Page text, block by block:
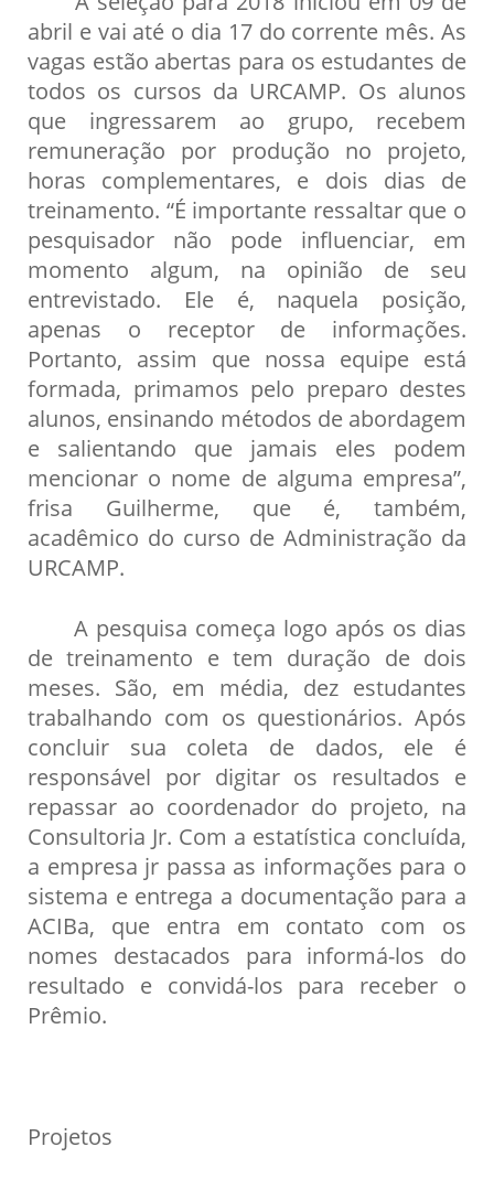
abril e vai até o dia 17 do corrente mês. As
vagas estão abertas para os estudantes de
todos os cursos da URCAMP. Os alunos
que ingressarem ao grupo, recebem
remuneração por produção no projeto,
horas complementares, e dois dias de
treinamento. “É importante ressaltar que o
pesquisador não pode influenciar, em
momento algum, na opinião de seu
entrevistado. Ele é, naquela posição,
apenas o receptor de informações.
Portanto, assim que nossa equipe está
formada, primamos pelo preparo destes
alunos, ensinando métodos de abordagem
e salientando que jamais eles podem
mencionar o nome de alguma empresa”,
frisa Guilherme, que é, também,
acadêmico do curso de Administração da
URCAMP.
A pesquisa começa logo após os dias
de treinamento e tem duração de dois
meses. São, em média, dez estudantes
trabalhando com os questionários. Após
concluir sua coleta de dados, ele é
responsável por digitar os resultados e
repassar ao coordenador do projeto, na
Consultoria Jr. Com a estatística concluída,
a empresa jr passa as informações para o
sistema e entrega a documentação para a
ACIBa, que entra em contato com os
nomes destacados para informá-los do
resultado e convidá-los para receber o
Prêmio.
Projetos